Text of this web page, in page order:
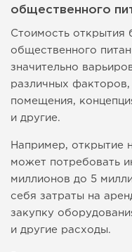
общественного
Стоимость открытия
общественного
значительно
различных
помещения,
и другие.
Например, открытие
может потребовать
миллионов до 5
себя затраты на
закупку
и другие расходы.